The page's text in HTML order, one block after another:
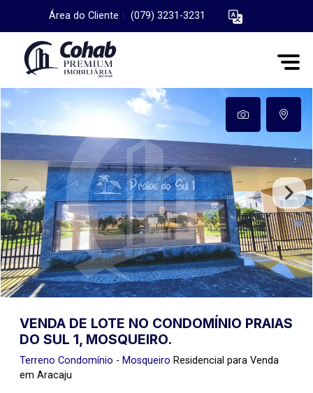
Área do Cliente (079) 3231-3231
VENDA DE LOTE NO CONDOMÍNIO PRAIAS
DO SUL 1, MOSQUEIRO.
Terreno Condomínio - Mosqueiro Residencial para Venda
em Aracaju